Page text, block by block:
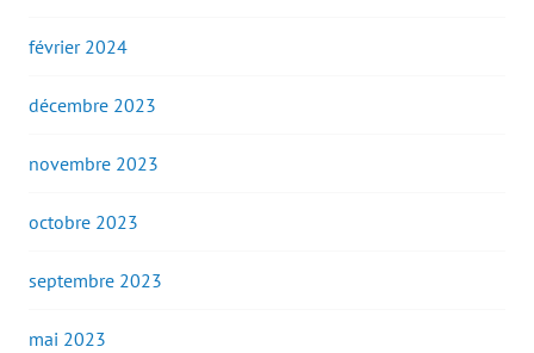
février 2024
décembre 2023
novembre 2023
octobre 2023
septembre 2023
mai 2023